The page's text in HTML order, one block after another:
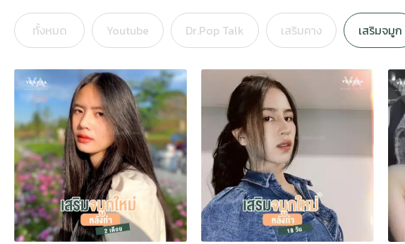
ทั้งหมด Youtube Dr.Pop Talk เสริมคาง เสริมจมูก